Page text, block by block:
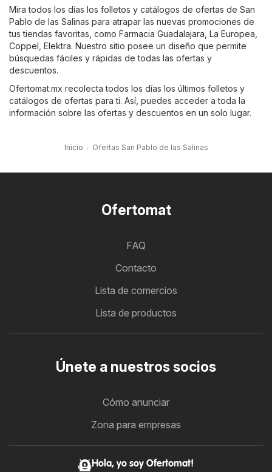
Mira todos los días los folletos y catálogos de ofertas de San
Pablo de las Salinas para atrapar las nuevas promociones de
tus tiendas favoritas, como Farmacia Guadalajara La Europea
Coppel Elektra. Nuestro sitio posee un diseño que permite
búsquedas fáciles y rápidas de todas las ofertas y
descuentos.
Ofertomat.mx recolecta todos los días los últimos folletos y
catálogos de ofertas para ti. Así, puedes acceder a toda la
información sobre las ofertas y descuentos en un solo lugar.
Inicio Ofertas San Pablo de las Salinas
Ofertomat
FAQ
Contacto
Lista de comercios
Lista de productos
Únete a nuestros socios
Cómo anunciar
Zona para empresas
Hola, yo soy Ofertomat!